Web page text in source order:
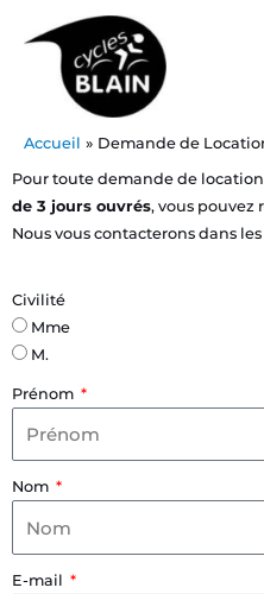
contenu
Accueil
Demande de
Pour toute demande de
de 3 jours ouvrés, vous pouvez
Nous vous contacterons dans
Civilité
Mme
M.
Prénom
Nom
E-mail